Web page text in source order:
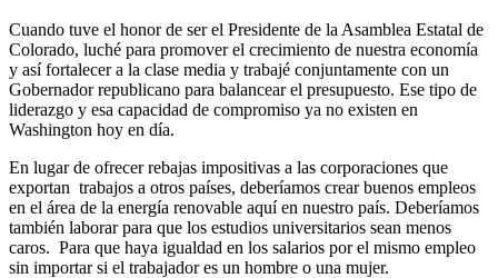
Cuando tuve el honor de ser el Presidente de la Asamblea Estatal de
Colorado, luché para promover el crecimiento de nuestra economía
y así fortalecer a la clase media y trabajé conjuntamente con un
Gobernador republicano para balancear el presupuesto. Ese tipo de
liderazgo y esa capacidad de compromiso ya no existen en
Washington hoy en día.
En lugar de ofrecer rebajas impositivas a las corporaciones que
exportan trabajos a otros países, deberíamos crear buenos empleos
en el área de la energía renovable aquí en nuestro país. Deberíamos
también laborar para que los estudios universitarios sean menos
caros. Para que haya igualdad en los salarios por el mismo empleo
sin importar si el trabajador es un hombre o una mujer.